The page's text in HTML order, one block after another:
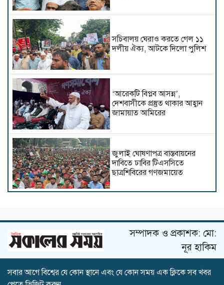
সচিবালয় ঘেরাও করতে গেল ১১
দলীয় ঐক্য, আটকে দিলো পুলিশ
‘আরেকটি বিপ্লব আসন্ন’,
দেশবাসীকে প্রস্তুত থাকার আহ্বান
জামায়াত আমিরের
জুলাই ঘোষণাপত্র বাস্তবায়নের
দাবিতে ঢাবির টিএসসিতে
ছাত্রশিবিরের গণজমায়েত
করেছে জামায়াত: নুরুল হক নুর
দেশের কঠিন অতীত নতুন প্রজন্মের
সম্পাদক ও প্রকাশক: মো:
নূর হাকিম
সবার আগে বিশ্বের যে কোন স্থানে এবং যে কোন সময় এক ক্লিকে সব খবর